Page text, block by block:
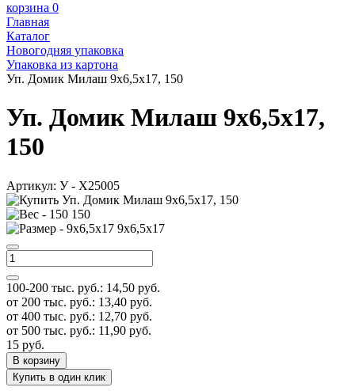
корзина 0
Главная
Каталог
Новогодняя упаковка
Упаковка из картона
Уп. Домик Милаш 9х6,5х17, 150
Уп. Домик Милаш 9х6,5х17,
150
Артикул: У - Х25005
150
9х6,5х17
100-200 тыс. руб.: 14,50 руб.
от 200 тыс. руб.: 13,40 руб.
от 400 тыс. руб.: 12,70 руб.
от 500 тыс. руб.: 11,90 руб.
15 руб.
В корзину
Купить в один клик